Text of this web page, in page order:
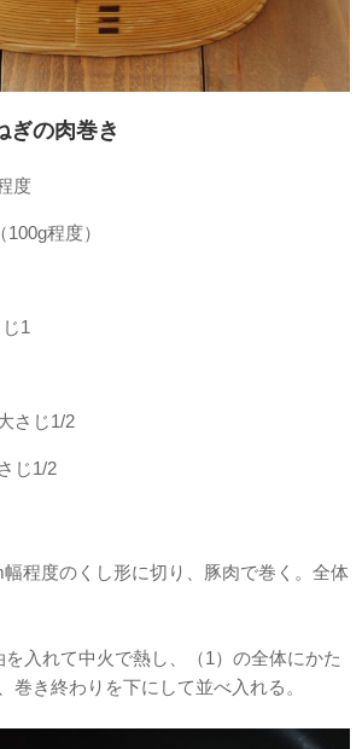
の肉巻き
度
程度）
1
さじ1/2
じ1/2
程度のくし形に切り、豚肉で巻く。全体
入れて中火で熱し、（1）の全体にかた
巻き終わりを下にして並べ入れる。